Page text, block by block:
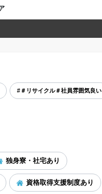
#＃リサイクル＃社員雰囲気良い
独身寮・社宅あり
資格取得支援制度あり